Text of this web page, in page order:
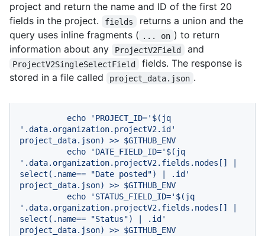
project and return the name and ID of the first 20
fields in the project.
fields
returns a union and the
query uses inline fragments ( ... on ) to return
information about any
ProjectV2Field and
ProjectV2SingleSelectField
fields. The response is
stored in a file called
project_data.json .
echo 'PROJECT_ID=' $(jq
'.data.organization.projectV2.id'
project_data.json)
>> $GITHUB_ENV
echo
'DATE_FIELD_ID=' $(jq
'.data.organization.projectV2.fields.nodes[] |
select(.name== "Date posted") | .id'
project_data.json)
>> $GITHUB_ENV
echo
'STATUS_FIELD_ID=' $(jq
'.data.organization.projectV2.fields.nodes[] |
select(.name== "Status") | .id'
project_data.json)
>> $GITHUB_ENV